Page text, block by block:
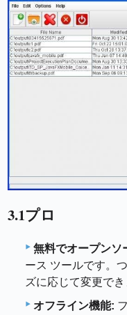
3.1プロ
無料でオープンソ
ース ツールです。
ズに応じて変更でき
オフライン機能: